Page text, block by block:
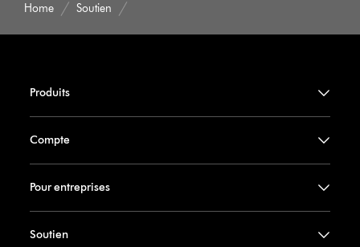
Home Soutien
Produits
Compte
Pour entreprises
Soutien